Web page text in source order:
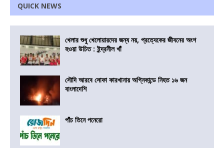
QUICK NEWS
খেলার শুধু খেলোয়ারদের জন্য নয়, প্রত্যেকের জীবনের অংশ
হওয়া উচিত : ইন্দ্রনীল খাঁ
সৌদি আরবে সোফা কারখানায় অগ্নিকান্ডে নিহত ১৬ জন
বাংলাদেশি
পাঁচ তিনে পনেরো